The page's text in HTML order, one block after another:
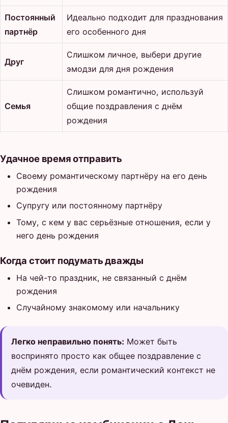
Постоянный
партнёр
Идеально подходит для празднования
его особенного дня
Друг
Слишком личное, выбери другие
эмодзи для дня рождения
Семья
Слишком романтично, используй
общие поздравления с днём
рождения
Удачное время отправить
Своему романтическому партнёру на его день
рождения
Супругу или постоянному партнёру
Тому, с кем у вас серьёзные отношения, если у
него день рождения
Когда стоит подумать дважды
На чей-то праздник, не связанный с днём
рождения
Случайному знакомому или начальнику
Легко неправильно понять: Может быть
воспринято просто как общее поздравление с
днём рождения, если романтический контекст не
очевиден.